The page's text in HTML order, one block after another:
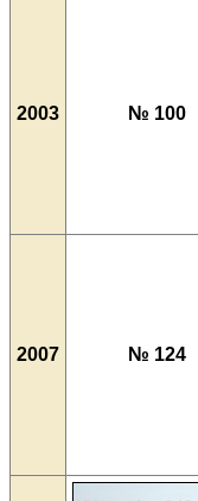
2003 № 100
2007 № 124